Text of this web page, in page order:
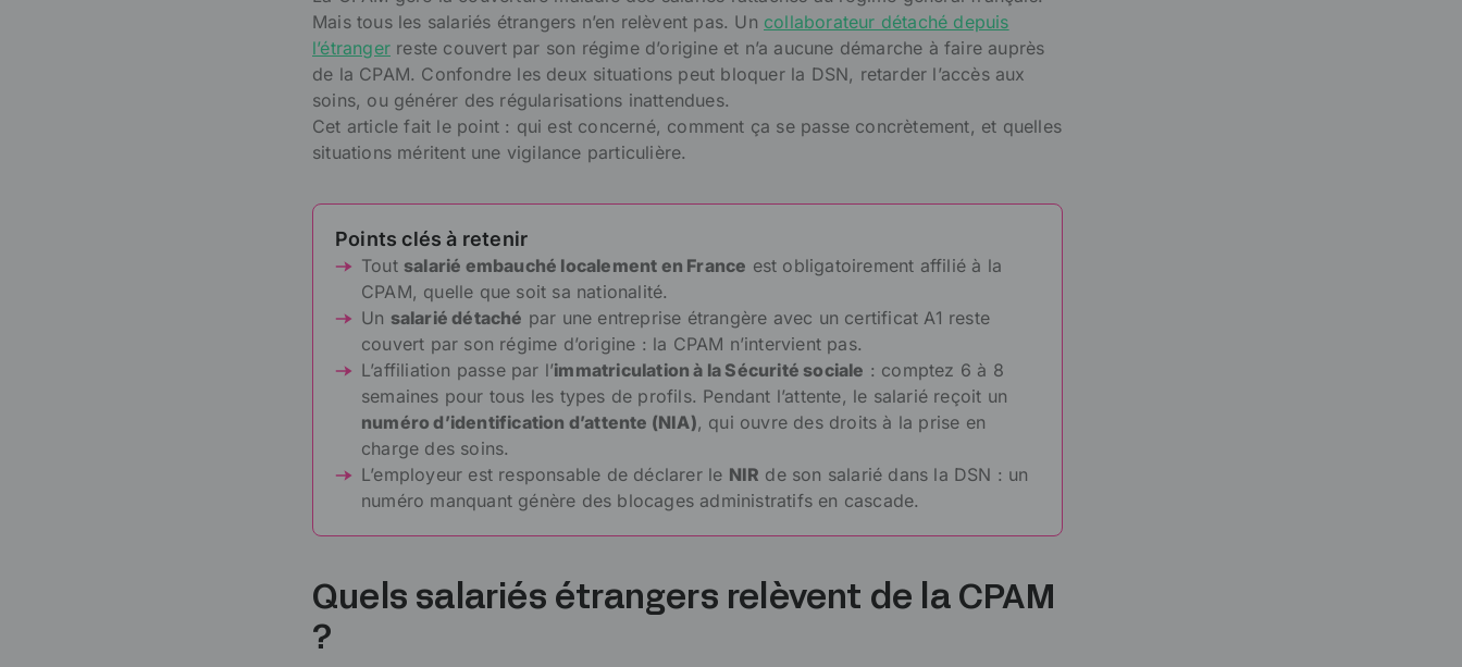
Mais tous les salariés étrangers n’en relèvent pas. Un collaborateur détaché depuis
l’étranger reste couvert par son régime d’origine et n’a aucune démarche à faire auprès
de la CPAM. Confondre les deux situations peut bloquer la DSN, retarder l’accès aux
soins, ou générer des régularisations inattendues.
Cet article fait le point : qui est concerné, comment ça se passe concrètement, et quelles
situations méritent une vigilance particulière.
Points clés à retenir
Tout salarié embauché localement en France est obligatoirement affilié à la
CPAM, quelle que soit sa nationalité.
Un salarié détaché par une entreprise étrangère avec un certificat A1 reste
couvert par son régime d’origine : la CPAM n’intervient pas.
L’affiliation passe par l’immatriculation à la Sécurité sociale : comptez 6 à 8
semaines pour tous les types de profils. Pendant l’attente, le salarié reçoit un
numéro d’identification d’attente (NIA), qui ouvre des droits à la prise en
charge des soins.
L’employeur est responsable de déclarer le NIR de son salarié dans la DSN : un
numéro manquant génère des blocages administratifs en cascade.
Quels salariés étrangers relèvent de la CPAM
?